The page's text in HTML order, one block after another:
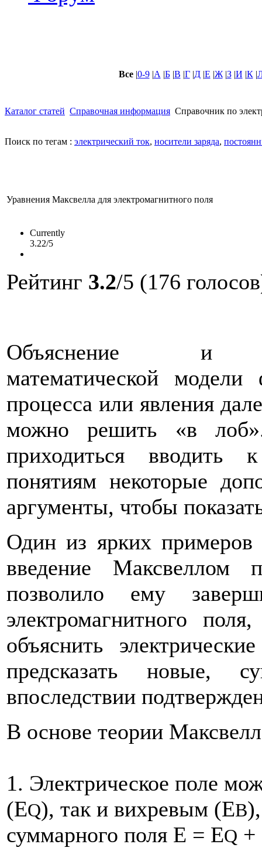
Все|0-9|А |Б|В |Г|Д|Е |Ж|З|И |К|
Каталог статей Справочная информация Справочник по
Поиск по тегам : электрический ток, носители заряда,
Уравнения Максвелла для электромагнитного поля
Currently
3.22/5
Рейтинг 3.2/5 (176
Объяснение и
математической модели
процесса или явления
можно решить «в
приходиться вводить
понятиям некоторые
аргументы, чтобы
Один из ярких примеров
введение Максвеллом
позволило ему
электромагнитного
объяснить
предсказать новые,
впоследствии
В основе теории
1. Электрическое поле
(EQ), так и вихревым (EB
суммарного поля E = EQ +